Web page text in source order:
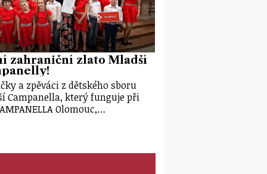
zahraniční zlato Mladší
a zpěváci z dětského sboru
Campanella, který funguje při
Olomouc,…